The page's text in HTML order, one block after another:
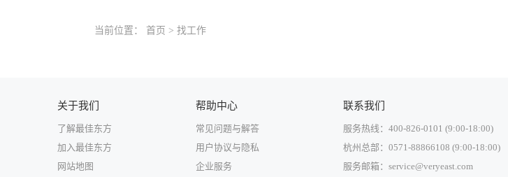
当前位置： 首页 > 找工作
关于我们
了解最佳东方
加入最佳东方
网站地图
帮助中心
常见问题与解答
用户协议与隐私
企业服务
联系我们
服务热线：400-826-0101 (9:00-18:00)
杭州总部：0571-88866108 (9:00-18:00)
服务邮箱：service@veryeast.com